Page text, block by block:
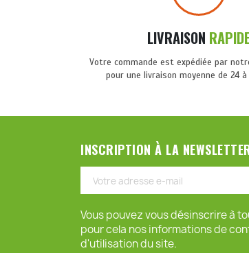
LIVRAISON
Votre commande est expédiée par
pour une livraison moyenne de 24 à
INSCRIPTION À LA
Vous pouvez vous désinscrire à
pour cela nos informations de
d'utilisation du site.